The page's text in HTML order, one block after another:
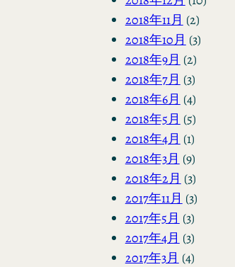
2018年11月 (2)
2018年10月 (3)
2018年9月 (2)
2018年7月 (3)
2018年6月 (4)
2018年5月 (5)
2018年4月 (1)
2018年3月 (9)
2018年2月 (3)
2017年11月 (3)
2017年5月 (3)
2017年4月 (3)
2017年3月 (4)